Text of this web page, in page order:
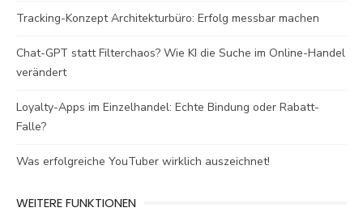
Tracking-Konzept Architekturbüro: Erfolg messbar machen
Chat-GPT statt Filterchaos? Wie KI die Suche im Online-Handel
verändert
Loyalty-Apps im Einzelhandel: Echte Bindung oder Rabatt-
Falle?
Was erfolgreiche YouTuber wirklich auszeichnet!
WEITERE FUNKTIONEN